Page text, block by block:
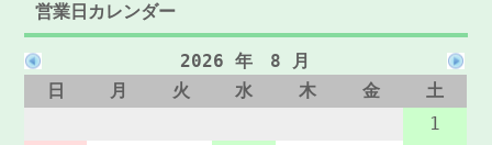
営業日カレンダー
2026 年 8 月
日
月 火 水 木 金
土
1